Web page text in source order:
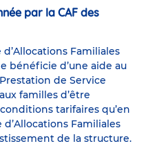
par la CAF des
Familiales
bénéficie d’une aide au
de Service
familles d’être
tarifaires qu’en
Familiales
de la structure.